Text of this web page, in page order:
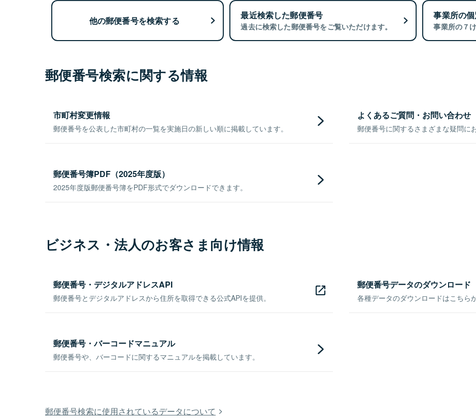
他の郵便番号を検索する 最近検索した郵便番号
過去に検索した郵便番号をご覧いただけます。
事業所の
事業所の７
郵便番号検索に関する情報
市町村変更情報
郵便番号を公表した市町村の一覧を実施日の新しい順に掲載しています。
よくあるご質問・お問い合わせ
郵便番号に関するさまざまな疑問に
郵便番号簿PDF（2025年度版）
2025年度版郵便番号簿をPDF形式でダウンロードできます。
ビジネス・法人のお客さま向け情報
郵便番号・デジタルアドレスAPI
郵便番号とデジタルアドレスから住所を取得できる公式APIを提供。
郵便番号データのダウンロード
各種データのダウンロードはこちら
郵便番号・バーコードマニュアル
郵便番号や、バーコードに関するマニュアルを掲載しています。
郵便番号検索に使用されているデータについて